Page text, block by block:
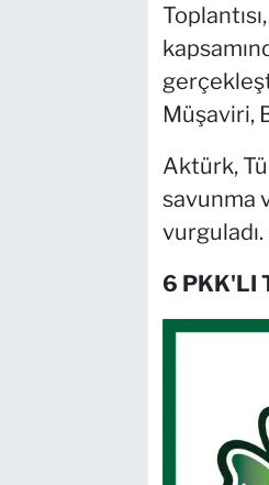
Müşaviri,
Aktürk,
savunma
6 PKK'LI